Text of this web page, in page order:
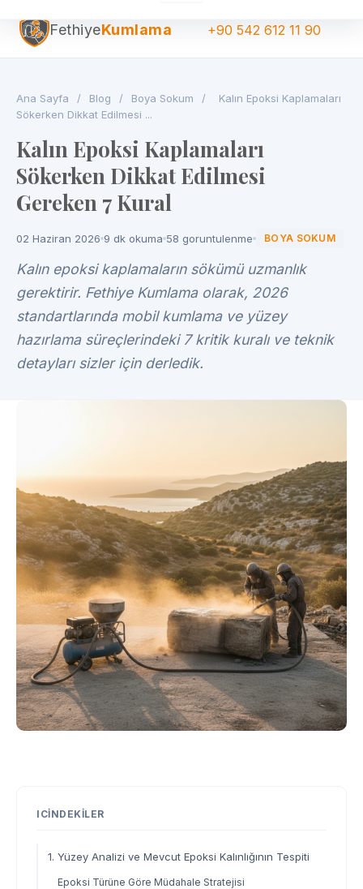
FethiyeKumlama +90 542 612 11 90
Ana Sayfa / Blog / Boya Sokum /
Kalın Epoksi Kaplamaları
Sökerken Dikkat Edilmesi ...
Kalın Epoksi Kaplamaları
Sökerken Dikkat Edilmesi
Gereken 7 Kural
02 Haziran 2026 9 dk okuma 58 goruntulenme BOYA SOKUM
Kalın epoksi kaplamaların sökümü uzmanlık
gerektirir. Fethiye Kumlama olarak, 2026
standartlarında mobil kumlama ve yüzey
hazırlama süreçlerindeki 7 kritik kuralı ve teknik
detayları sizler için derledik.
ICINDEKILER
1. Yüzey Analizi ve Mevcut Epoksi Kalınlığının Tespiti
Epoksi Türüne Göre Müdahale Stratejisi